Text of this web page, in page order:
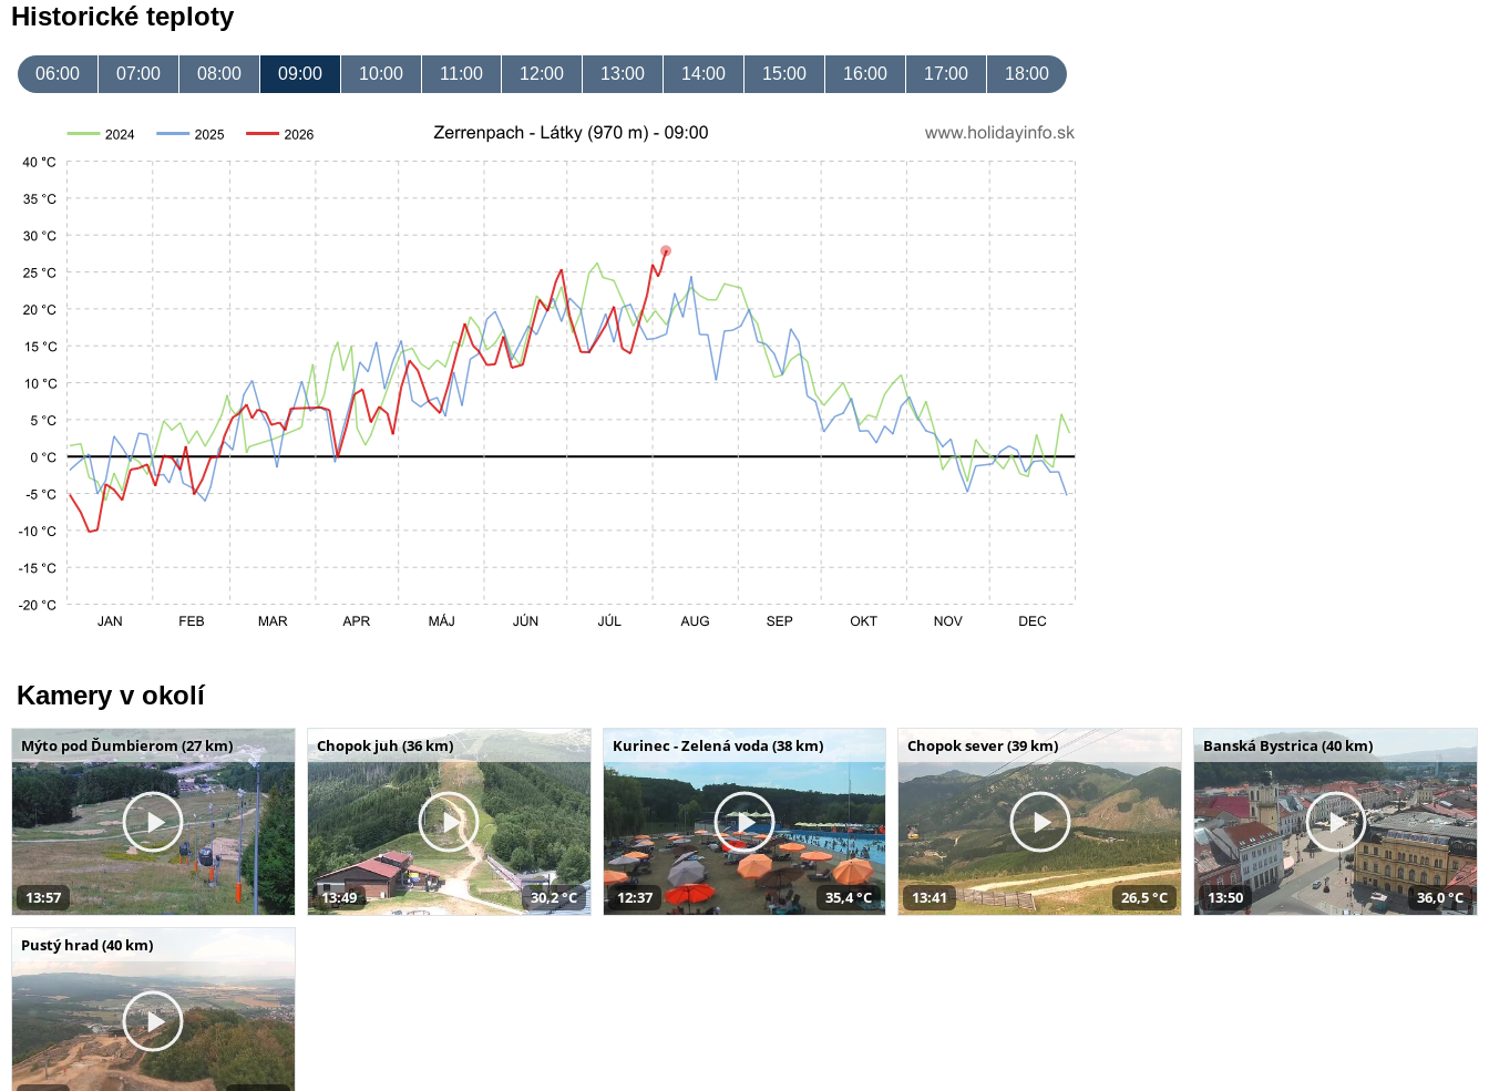
Historické teploty
06:00 07:00 08:00 09:00 10:00 11:00 12:00 13:00 14:00 15:00 16:00 17:00 18:00
Kamery v okolí
Mýto pod Ďumbierom (27 km)
13:57
Chopok juh (36 km)
13:49 30,2 °C
Kurinec - Zelená voda (38 km)
12:37 35,4 °C
Chopok sever (39 km)
13:41 26,5 °C
Banská Bystrica (40 km)
13:50 36,0 °C
Pustý hrad (40 km)